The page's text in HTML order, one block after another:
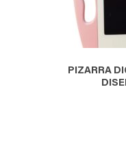
PIZARRA